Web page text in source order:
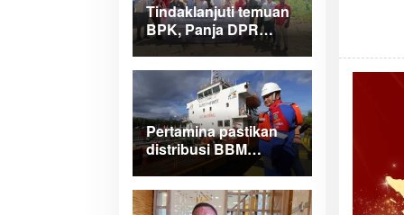
Tindaklanjuti temuan
BPK, Panja DPR
Papua Barat turlap ke
tiga lokasi proyek di
Manokwari
Pertamina pastikan
distribusi BBM
normal dan lancar di
wilayah Papua
Maluku